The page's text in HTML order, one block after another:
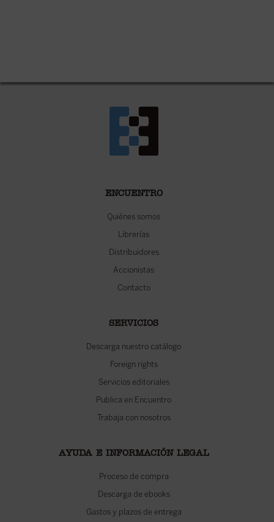
ENCUENTRO
Quiénes somos
Librerías
Distribuidores
Accionistas
Contacto
SERVICIOS
Descarga nuestro catálogo
Foreign rights
Servicios editoriales
Publica en Encuentro
Trabaja con nosotros
AYUDA E INFORMACIÓN LEGAL
Proceso de compra
Descarga de ebooks
Gastos y plazos de entrega